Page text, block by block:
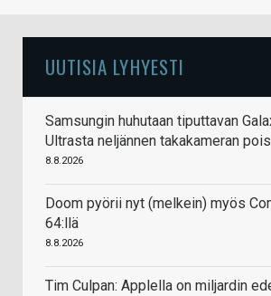
UUTISIA LYHYESTI
Samsungin huhutaan tiputtavan
Ultrasta neljännen takakameran pois
8.8.2026
Doom pyörii nyt (melkein) myös
64:llä
8.8.2026
Tim Culpan: Applella on miljardin